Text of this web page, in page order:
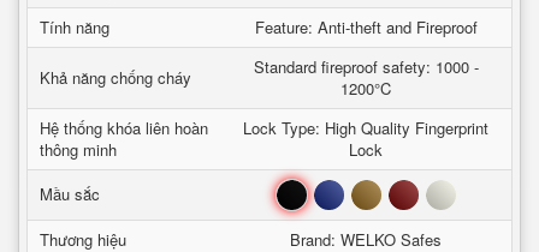
Tính năng Feature: Anti-theft and Fireproof
Khả năng chống cháy
Standard fireproof safety: 1000 -
1200°C
Hệ thống khóa liên hoàn
thông minh
Lock Type: High Quality Fingerprint
Lock
Mầu sắc
Đen Xanh Nâu Đỏ Trắng
Thương hiệu
Brand: WELKO Safes